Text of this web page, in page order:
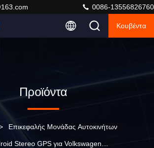
0086-13556826760
Κουβέντα
Προϊόντα
Επικεφαλής Μονάδας Αυτοκινήτων
Stereo GPS για Volkswagen